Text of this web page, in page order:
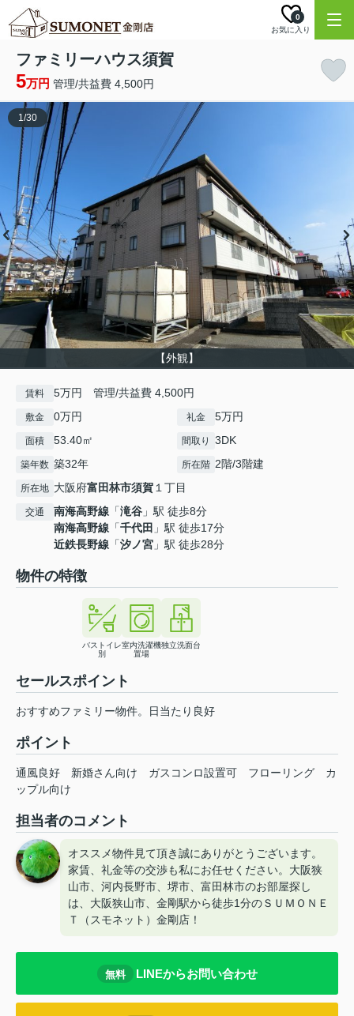
お気に入り
0
ファミリーハウス須賀
5万円 管理/共益費 4,500円
【外観】
1/30
賃料 5万円 管理/共益費 4,500円
敷金 0万円 礼金 5万円
面積 53.40㎡ 間取り 3DK
築年数 築32年 所在階 2階/3階建
所在地 大阪府富田林市須賀１丁目
交通 南海高野線 「滝谷 」駅 徒歩8分
南海高野線 「千代田 」駅 徒歩17分
近鉄長野線 「汐ノ宮 」駅 徒歩28分
物件の特徴
バストイレ
別
室内洗濯機
置場
独立洗面台
セールスポイント
おすすめファミリー物件。日当たり良好
ポイント
通風良好 新婚さん向け ガスコンロ設置可 フローリング
カ
ップル向け
担当者のコメント
オススメ物件見て頂き誠にありがとうございます。
家賃、礼金等の交渉も私にお任せください。大阪狭
山市、河内長野市、堺市、富田林市のお部屋探し
は、大阪狭山市、金剛駅から徒歩1分のＳＵＭＯＮＥ
Ｔ（スモネット）金剛店！
無料 LINEからお問い合わせ